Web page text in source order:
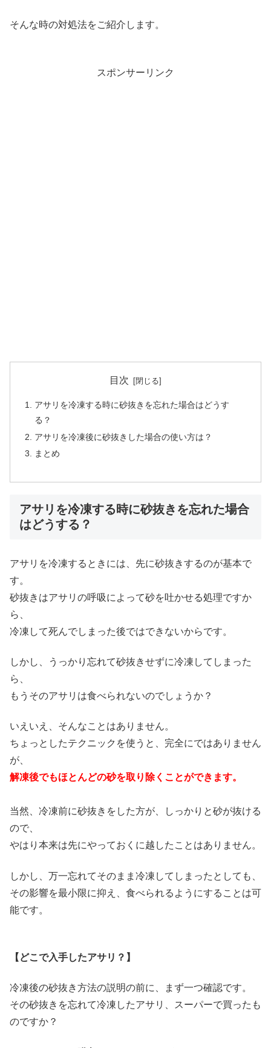
そんな時の対処法をご紹介します。
スポンサーリンク
目次
アサリを冷凍する時に砂抜きを忘れた場合はどうす
る？
アサリを冷凍後に砂抜きした場合の使い方は？
まとめ
アサリを冷凍する時に砂抜きを忘れた場合
はどうする？
アサリを冷凍するときには、先に砂抜きするのが基本で
す。
砂抜きはアサリの呼吸によって砂を吐かせる処理ですか
ら、
冷凍して死んでしまった後ではできないからです。
しかし、うっかり忘れて砂抜きせずに冷凍してしまった
ら、
もうそのアサリは食べられないのでしょうか？
いえいえ、そんなことはありません。
ちょっとしたテクニックを使うと、完全にではありません
が、
解凍後でもほとんどの砂を取り除くことができます。
当然、冷凍前に砂抜きをした方が、しっかりと砂が抜ける
ので、
やはり本来は先にやっておくに越したことはありません。
しかし、万一忘れてそのまま冷凍してしまったとしても、
その影響を最小限に抑え、食べられるようにすることは可
能です。
【どこで入手したアサリ？】
冷凍後の砂抜き方法の説明の前に、まず一つ確認です。
その砂抜きを忘れて冷凍したアサリ、スーパーで買ったも
のですか？